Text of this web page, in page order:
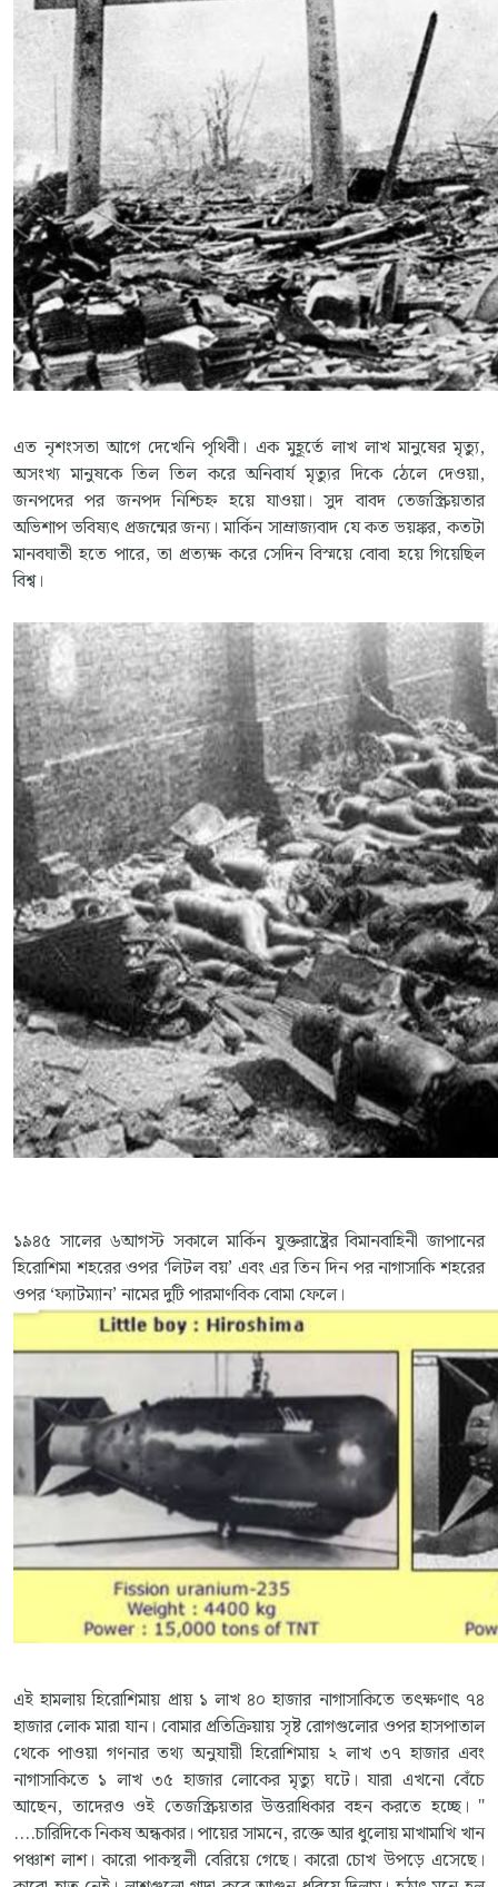
এত নৃশংসতা আগে দেখেনি পৃথিবী। এক মুহূর্তে লাখ লাখ মানুষের মৃত্যু,
অসংখ্য মানুষকে তিল তিল করে অনিবার্য মৃত্যুর দিকে ঠেলে দেওয়া,
জনপদের পর জনপদ নিশ্চিহ্ন হয়ে যাওয়া। সুদ বাবদ তেজস্ক্রিয়তার
অভিশাপ ভবিষ্যৎ প্রজন্মের জন্য। মার্কিন সাম্রাজ্যবাদ যে কত ভয়ঙ্কর, কতটা
মানবঘাতী হতে পারে, তা প্রত্যক্ষ করে সেদিন বিস্ময়ে বোবা হয়ে গিয়েছিল
বিশ্ব।
১৯৪৫ সালের ৬আগস্ট সকালে মার্কিন যুক্তরাষ্ট্রের বিমানবাহিনী জাপানের
হিরোশিমা শহরের ওপর ‘লিটল বয়’ এবং এর তিন দিন পর নাগাসাকি শহরের
ওপর ‘ফ্যাটম্যান’ নামের দুটি পারমাণবিক বোমা ফেলে।
এই হামলায় হিরোশিমায় প্রায় ১ লাখ ৪০ হাজার নাগাসাকিতে তৎক্ষণাৎ ৭৪
হাজার লোক মারা যান। বোমার প্রতিক্রিয়ায় সৃষ্ট রোগগুলোর ওপর হাসপাতাল
থেকে পাওয়া গণনার তথ্য অনুযায়ী হিরোশিমায় ২ লাখ ৩৭ হাজার এবং
নাগাসাকিতে ১ লাখ ৩৫ হাজার লোকের মৃত্যু ঘটে। যারা এখনো বেঁচে
আছেন, তাদেরও ওই তেজস্ক্রিয়তার উত্তরাধিকার বহন করতে হচ্ছে। "
....চারিদিকে নিকষ অন্ধকার। পায়ের সামনে, রক্তে আর ধুলোয় মাখামাখি খান
পঞ্চাশ লাশ। কারো পাকস্থলী বেরিয়ে গেছে। কারো চোখ উপড়ে এসেছে।